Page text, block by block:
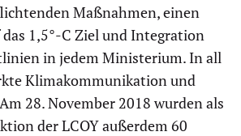
Maßnahmen, einen
das 1,5°-C Ziel und Integration
in jedem Ministerium. In all
Klimakommunikation und
28. November 2018 wurden als
der LCOY außerdem 60